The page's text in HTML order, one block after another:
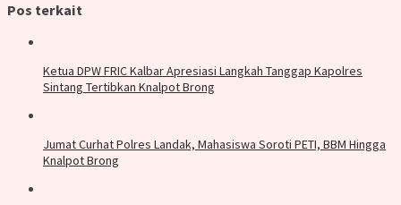
Pos terkait
Ketua DPW FRIC Kalbar Apresiasi Langkah Tanggap Kapolres
Sintang Tertibkan Knalpot Brong
Jumat Curhat Polres Landak, Mahasiswa Soroti PETI, BBM Hingga
Knalpot Brong